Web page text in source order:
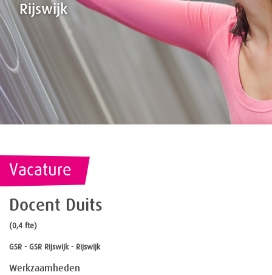
Rijswijk
Vacature
Docent Duits
(0,4 fte)
GSR - GSR Rijswijk - Rijswijk
Werkzaamheden